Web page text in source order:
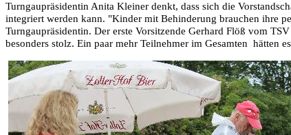
Turngaupräsidentin Anita Kleiner denkt, dass sich die
integriert werden kann. "Kinder mit Behinderung brauchen ihre
Turngaupräsidentin. Der erste Vorsitzende Gerhard Flöß vom
besonders stolz. Ein paar mehr Teilnehmer im Gesamten hätten